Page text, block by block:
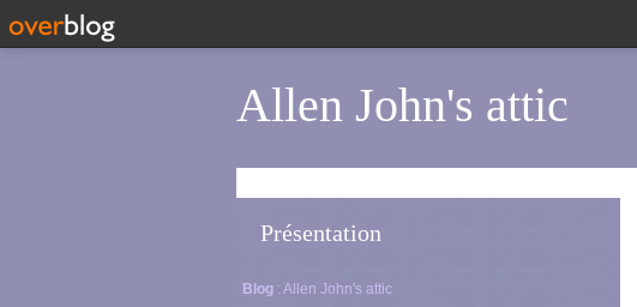
Allen John's attic
Présentation
Blog : Allen John's attic